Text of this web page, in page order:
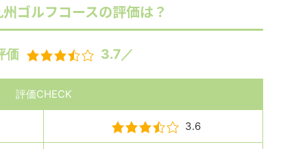
ゴルフコースの評価は？
価 3.7／
評価CHECK
3.6